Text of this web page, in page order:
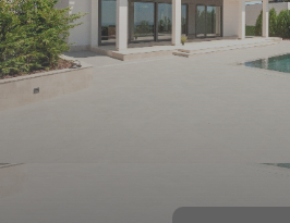
estimation
alerte